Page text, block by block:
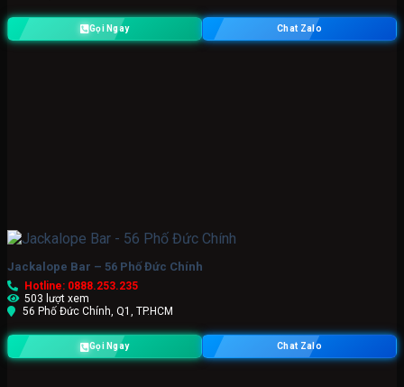
Gọi Ngay Chat Zalo
Jackalope Bar – 56 Phố Đức Chính
Hotline: 0888.253.235
503 lượt xem
56 Phố Đức Chính, Q1, TP.HCM
Gọi Ngay Chat Zalo